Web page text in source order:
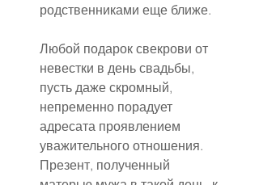
родственниками еще ближе.
Любой подарок свекрови от
невестки в день свадьбы,
пусть даже скромный,
непременно порадует
адресата проявлением
уважительного отношения.
Презент, полученный